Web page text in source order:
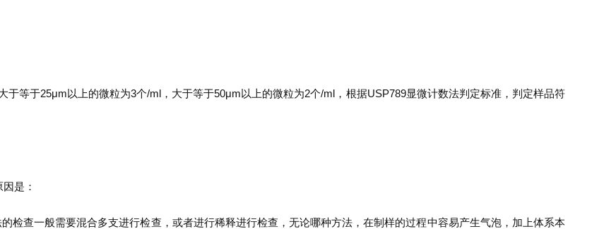
于等于25μm以上的微粒为3个/ml，大于等于50μm以上的微粒为2个/ml，根据USP789显微计数法判定标准，判定样品符
是：
检查一般需要混合多支进行检查，或者进行稀释进行检查，无论哪种方法，在制样的过程中容易产生气泡，加上体系本